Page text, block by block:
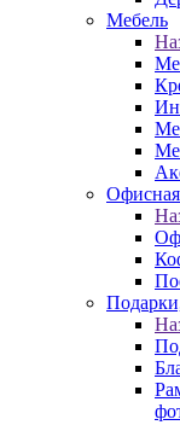
Мебель